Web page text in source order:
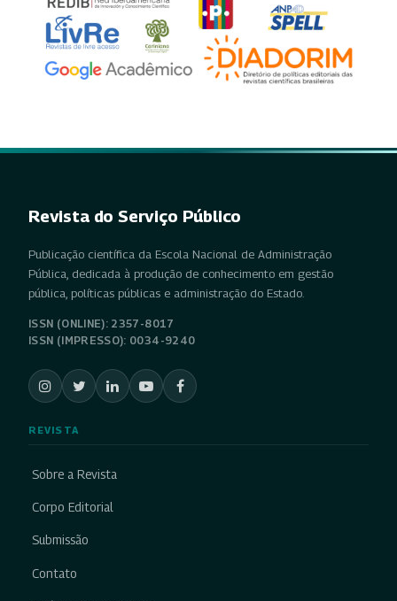
Revista do Serviço Público
Publicação científica da Escola Nacional de Administração
Pública, dedicada à produção de conhecimento em gestão
pública, políticas públicas e administração do Estado.
ISSN (ONLINE): 2357-8017
ISSN (IMPRESSO): 0034-9240
REVISTA
Sobre a Revista
Corpo Editorial
Submissão
Contato